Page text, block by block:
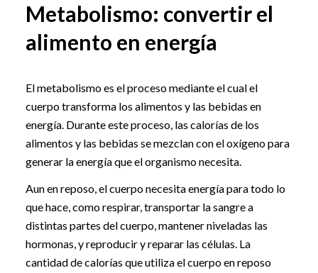
Metabolismo: convertir el
alimento en energía
El metabolismo es el proceso mediante el cual el
cuerpo transforma los alimentos y las bebidas en
energía. Durante este proceso, las calorías de los
alimentos y las bebidas se mezclan con el oxígeno para
generar la energía que el organismo necesita.
Aun en reposo, el cuerpo necesita energía para todo lo
que hace, como respirar, transportar la sangre a
distintas partes del cuerpo, mantener niveladas las
hormonas, y reproducir y reparar las células. La
cantidad de calorías que utiliza el cuerpo en reposo